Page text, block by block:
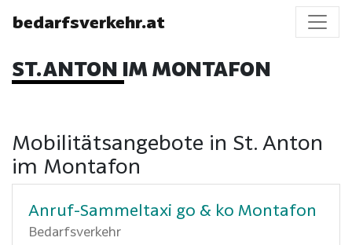
bedarfsverkehr.at
ST. ANTON IM MONTAFON
Mobilitätsangebote in St. Anton
im Montafon
Anruf-Sammeltaxi go & ko Montafon
Bedarfsverkehr